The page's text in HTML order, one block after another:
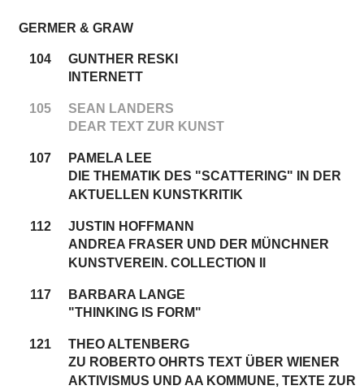
GERMER & GRAW
104
GUNTHER RESKI
INTERNETT
105
SEAN LANDERS
DEAR TEXT ZUR KUNST
107
PAMELA LEE
DIE THEMATIK DES "SCATTERING" IN DER
AKTUELLEN KUNSTKRITIK
112
JUSTIN HOFFMANN
ANDREA FRASER UND DER MÜNCHNER
KUNSTVEREIN. COLLECTION II
117
BARBARA LANGE
"THINKING IS FORM"
121
THEO ALTENBERG
ZU ROBERTO OHRTS TEXT ÜBER WIENER
AKTIVISMUS UND AA KOMMUNE, TEXTE ZUR